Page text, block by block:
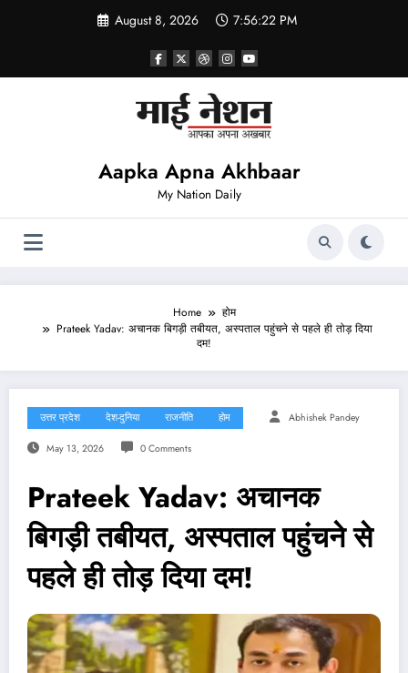
August 8, 2026 7:56:22 PM
Aapka Apna Akhbaar
My Nation Daily
Home
होम
Prateek Yadav: अचानक बिगड़ी तबीयत, अस्पताल पहुंचने से पहले ही तोड़ दिया
दम!
उत्तर प्रदेश देश-दुनिया राजनीति होम Abhishek Pandey
May 13, 2026 0 Comments
Prateek Yadav: अचानक
बिगड़ी तबीयत, अस्पताल पहुंचने से
पहले ही तोड़ दिया दम!